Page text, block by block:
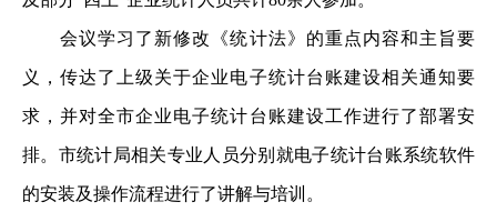
会议学习了新修改《统计法》的重点内容和主旨要
义，传达了上级关于企业电子统计台账建设相关通知要
求，并对全市企业电子统计台账建设工作进行了部署安
排。市统计局相关专业人员分别就电子统计台账系统软件
的安装及操作流程进行了讲解与培训。